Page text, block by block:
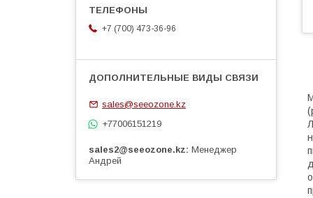
+7 (700) 473-36-96
sales@seeozone.kz
+77006151219
sales2@seeozone.kz Менеджер
Андрей